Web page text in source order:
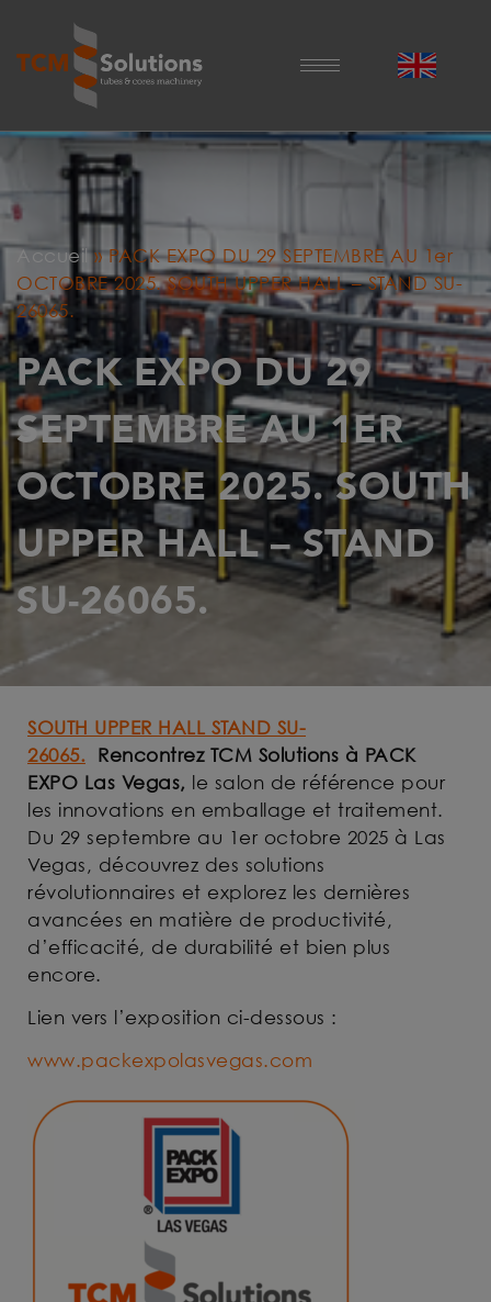
Accueil»PACK EXPO DU 29 SEPTEMBRE AU 1er
OCTOBRE 2025. SOUTH UPPER HALL – STAND SU-
26065.
PACK EXPO DU 29
SEPTEMBRE AU 1ER
OCTOBRE 2025. SOUTH
UPPER HALL – STAND
SU-26065.
SOUTH UPPER HALL STAND SU-
26065. Rencontrez TCM Solutions à PACK
EXPO Las Vegas, le salon de référence pour
les innovations en emballage et traitement.
Du 29 septembre au 1er octobre 2025 à Las
Vegas, découvrez des solutions
révolutionnaires et explorez les dernières
avancées en matière de productivité,
d’efficacité, de durabilité et bien plus
encore.
Lien vers l’exposition ci-dessous :
www.packexpolasvegas.com